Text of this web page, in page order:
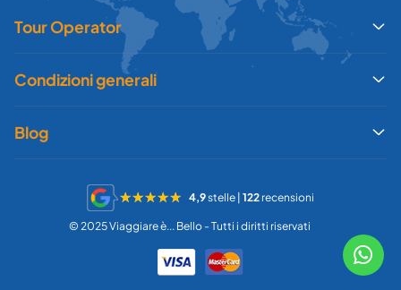
Tour Operator
Condizioni generali
Blog
4,9stelle | 122 recensioni
© 2025 Viaggiare è... Bello - Tutti i diritti riservati